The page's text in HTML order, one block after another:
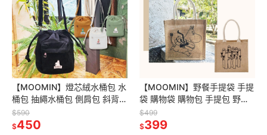
【MOOMIN】燈芯絨水桶包 水
桶包 抽繩水桶包 側肩包 斜背包
收納包 外出包 辦公包
$590
$450
【MOOMIN】野餐手提袋 手提
袋 購物袋 購物包 手提包 野餐
袋 手提包 外出包
$499
$399